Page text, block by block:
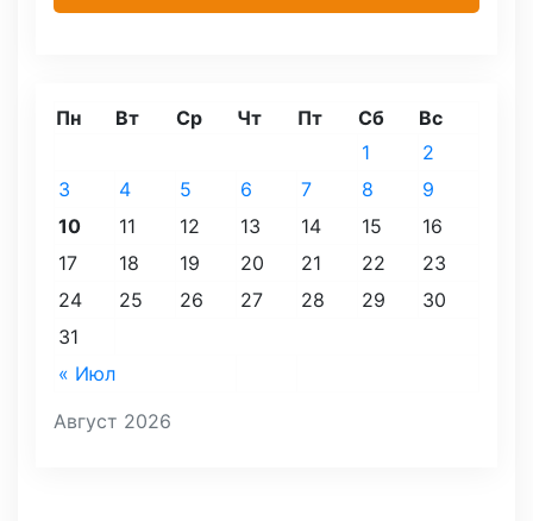
Август 2026
Пн Вт Ср Чт Пт Сб Вс
« Июл
1
2
3
4 5 6 7 8
9
10
11 12 13 14 15
16
17
18 19 20 21 22
23
24
25 26 27 28 29
30
31